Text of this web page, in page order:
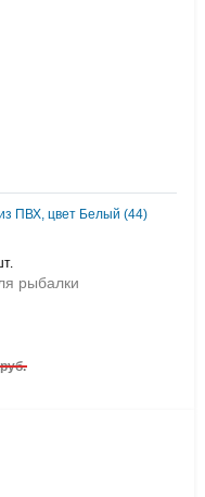
ПВХ, цвет Белый (44)
рыбалки